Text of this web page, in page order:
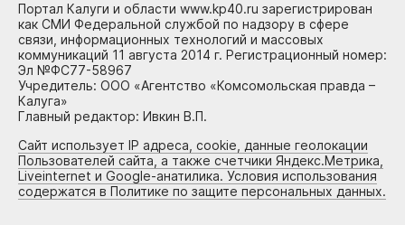
Портал Калуги и области www.kp40.ru зарегистрирован
как СМИ Федеральной службой по надзору в сфере
связи, информационных технологий и массовых
коммуникаций 11 августа 2014 г. Регистрационный номер:
Эл №ФС77-58967
Учредитель: ООО «Агентство «Комсомольская правда –
Калуга»
Главный редактор: Ивкин В.П.
Сайт использует IP адреса, cookie, данные геолокации
Пользователей сайта, а также счетчики Яндекс.Метрика,
Liveinternet и Google-анатилика. Условия использования
содержатся в Политике по защите персональных данных.